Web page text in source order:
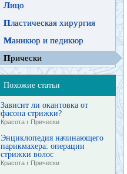
Лицо
Пластическая хирургия
Маникюр и педикюр
Прически
Похожие статьи
Зависит ли окантовка от
фасона стрижки?
Красота › Прически
Энциклопедия начинающего
парикмахера: операции
стрижки волос
Красота › Прически